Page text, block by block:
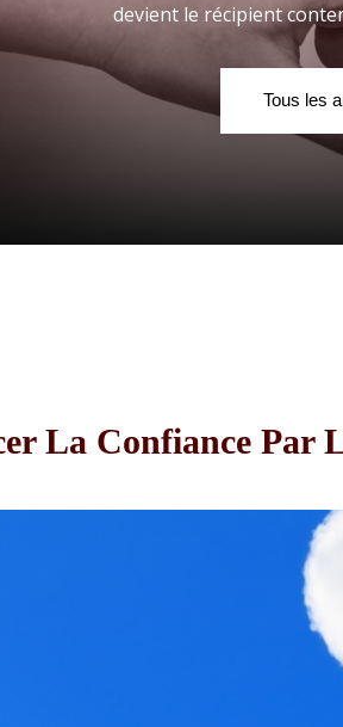
devient le récipient
Tous les
La Confiance Par